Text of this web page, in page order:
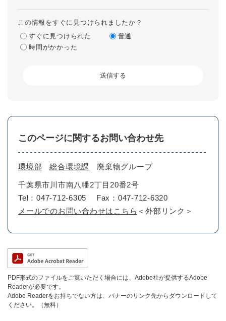
この情報をすぐに見つけられましたか？
すぐに見つけられた
普通
時間がかかった
このページに関するお問い合わせ先
環境部 総合環境課 廃棄物グループ
千葉県市川市南八幡2丁目20番2号
Tel：047-712-6305
Fax：047-712-6320
メールでのお問い合わせはこちら ＜外部リンク＞
PDF形式のファイルをご覧いただく場合には、Adobe社が提供するAdobe
Readerが必要です。
Adobe Readerをお持ちでない方は、バナーのリンク先からダウンロードして
ください。（無料）